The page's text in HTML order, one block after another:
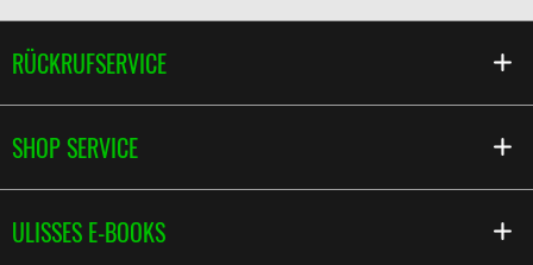
RÜCKRUFSERVICE
SHOP SERVICE
ULISSES E-BOOKS